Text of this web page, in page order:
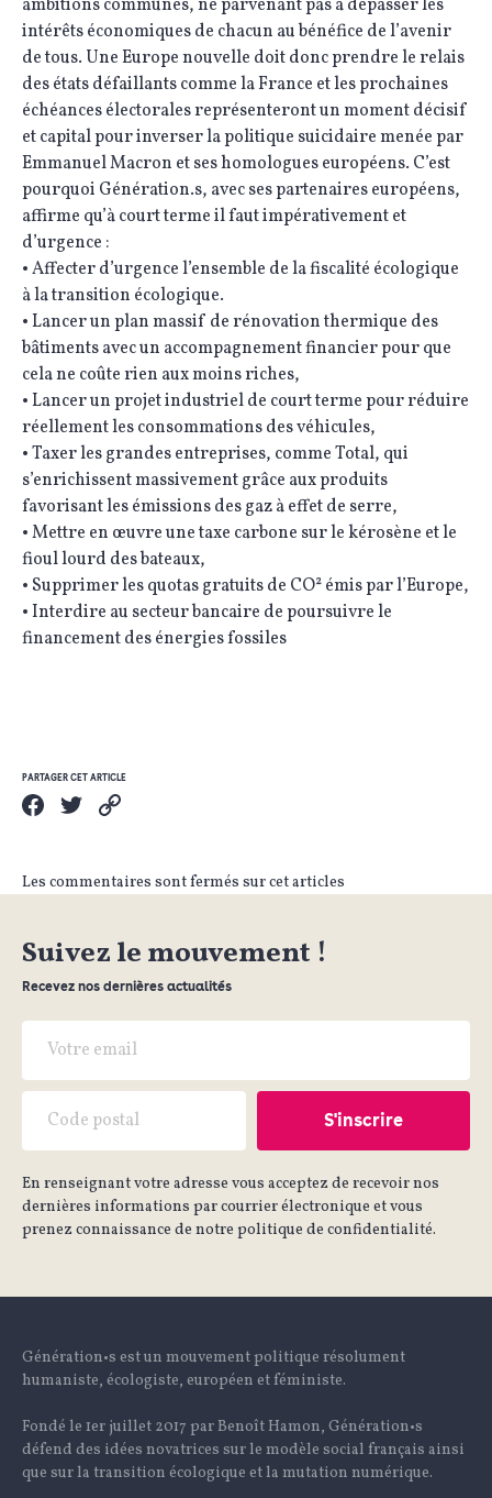
ambitions communes, ne parvenant pas à dépasser les
intérêts économiques de chacun au bénéfice de l’avenir
de tous. Une Europe nouvelle doit donc prendre le relais
des états défaillants comme la France et les prochaines
échéances électorales représenteront un moment décisif
et capital pour inverser la politique suicidaire menée par
Emmanuel Macron et ses homologues européens. C’est
pourquoi Génération.s, avec ses partenaires européens,
affirme qu’à court terme il faut impérativement et
d’urgence :
• Affecter d’urgence l’ensemble de la fiscalité écologique
à la transition écologique.
• Lancer un plan massif de rénovation thermique des
bâtiments avec un accompagnement financier pour que
cela ne coûte rien aux moins riches,
• Lancer un projet industriel de court terme pour réduire
réellement les consommations des véhicules,
• Taxer les grandes entreprises, comme Total, qui
s’enrichissent massivement grâce aux produits
favorisant les émissions des gaz à effet de serre,
• Mettre en œuvre une taxe carbone sur le kérosène et le
fioul lourd des bateaux,
• Supprimer les quotas gratuits de CO² émis par l’Europe,
• Interdire au secteur bancaire de poursuivre le
financement des énergies fossiles
PARTAGER CET ARTICLE
Les commentaires sont fermés sur cet articles
Suivez le mouvement !
Recevez nos dernières actualités
En renseignant votre adresse vous acceptez de recevoir nos
dernières informations par courrier électronique et vous
prenez connaissance de notre politique de confidentialité.
Génération•s est un mouvement politique résolument
humaniste, écologiste, européen et féministe.
Fondé le 1er juillet 2017 par Benoît Hamon, Génération•s
défend des idées novatrices sur le modèle social français ainsi
que sur la transition écologique et la mutation numérique.